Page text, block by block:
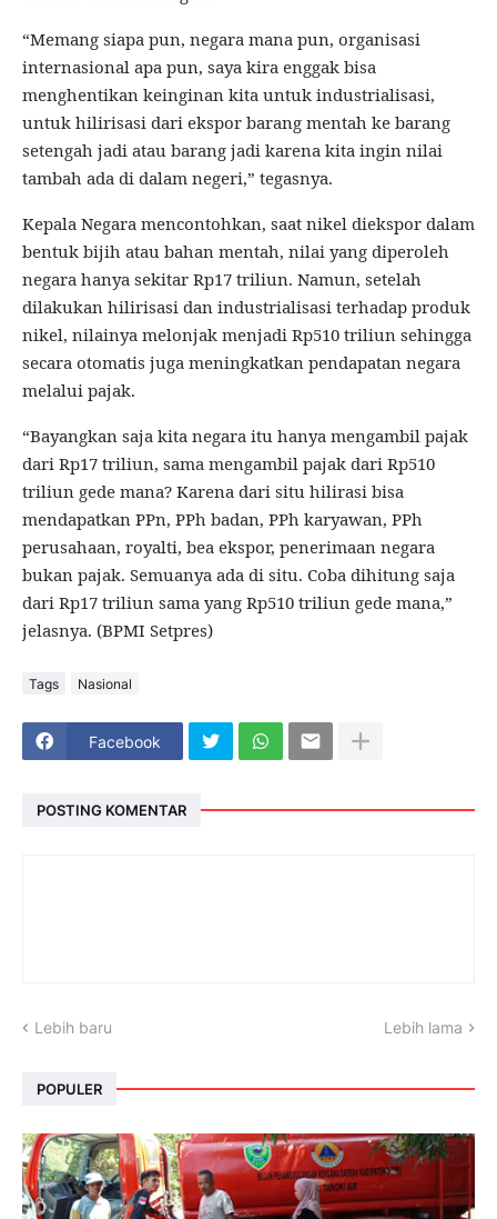
“Memang siapa pun, negara mana pun, organisasi
internasional apa pun, saya kira enggak bisa
menghentikan keinginan kita untuk industrialisasi,
untuk hilirisasi dari ekspor barang mentah ke barang
setengah jadi atau barang jadi karena kita ingin nilai
tambah ada di dalam negeri,” tegasnya.
Kepala Negara mencontohkan, saat nikel diekspor dalam
bentuk bijih atau bahan mentah, nilai yang diperoleh
negara hanya sekitar Rp17 triliun. Namun, setelah
dilakukan hilirisasi dan industrialisasi terhadap produk
nikel, nilainya melonjak menjadi Rp510 triliun sehingga
secara otomatis juga meningkatkan pendapatan negara
melalui pajak.
“Bayangkan saja kita negara itu hanya mengambil pajak
dari Rp17 triliun, sama mengambil pajak dari Rp510
triliun gede mana? Karena dari situ hilirasi bisa
mendapatkan PPn, PPh badan, PPh karyawan, PPh
perusahaan, royalti, bea ekspor, penerimaan negara
bukan pajak. Semuanya ada di situ. Coba dihitung saja
dari Rp17 triliun sama yang Rp510 triliun gede mana,”
jelasnya. (BPMI Setpres)
Tags Nasional
Facebook
POSTING KOMENTAR
Lebih baru Lebih lama
POPULER